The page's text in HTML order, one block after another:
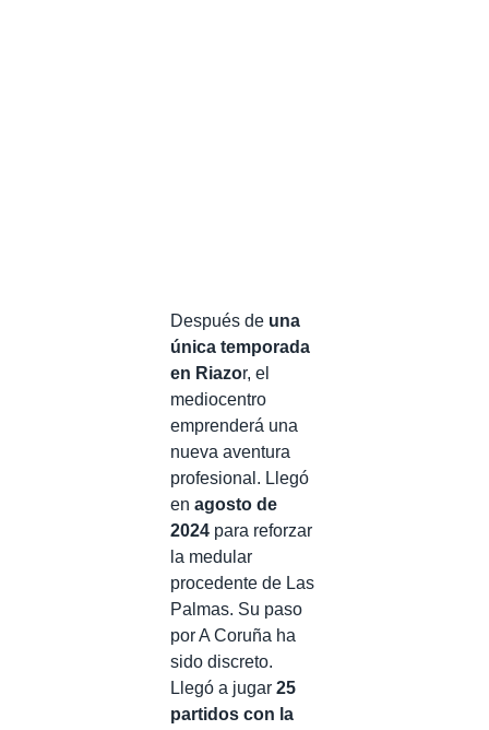
Después de una
única temporada
en Riazor, el
mediocentro
emprenderá una
nueva aventura
profesional. Llegó
en agosto de
2024 para reforzar
la medular
procedente de Las
Palmas. Su paso
por A Coruña ha
sido discreto.
Llegó a jugar 25
partidos con la